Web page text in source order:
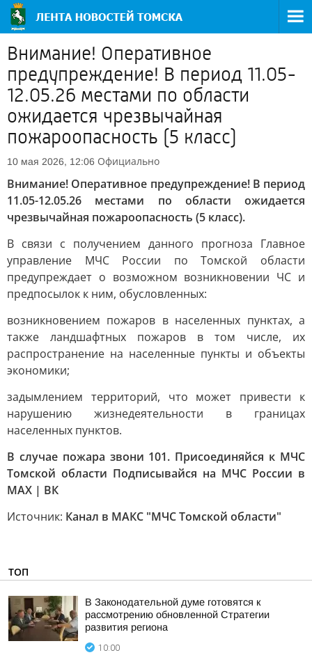
Внимание! Оперативное
предупреждение! В период 11.05-
12.05.26 местами по области
ожидается чрезвычайная
пожароопасность (5 класс)
10 мая 2026, 12:06 Официально
Внимание! Оперативное предупреждение! В период
11.05-12.05.26 местами по области ожидается
чрезвычайная пожароопасность (5 класс).
В связи с получением данного прогноза Главное
управление МЧС России по Томской области
предупреждает о возможном возникновении ЧС и
предпосылок к ним, обусловленных:
возникновением пожаров в населенных пунктах, а
также ландшафтных пожаров в том числе, их
распространение на населенные пункты и объекты
экономики;
задымлением территорий, что может привести к
нарушению жизнедеятельности в границах
населенных пунктов.
В случае пожара звони 101. Присоединяйся к МЧС
Томской области Подписывайся на МЧС России в
MAX | ВК
Источник: Канал в МАКС "МЧС Томской области"
ТОП
В Законодательной думе готовятся к
рассмотрению обновленной Стратегии
развития региона
10:00